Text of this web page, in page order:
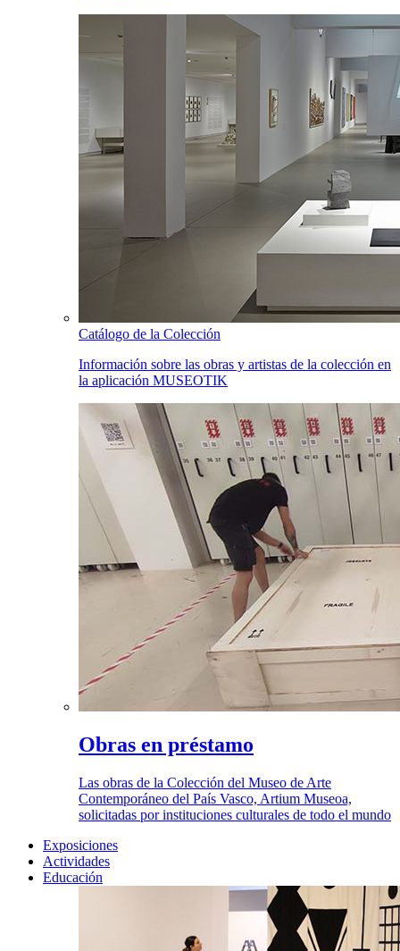
Catálogo de la Colección
Información sobre las obras y artistas de la colección en
la aplicación MUSEOTIK
Obras en préstamo
Las obras de la Colección del Museo de Arte
Contemporáneo del País Vasco, Artium Museoa,
solicitadas por instituciones culturales de todo el mundo
Exposiciones
Actividades
Educación